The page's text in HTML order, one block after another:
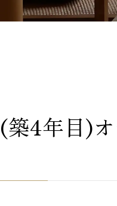
(築4年目)